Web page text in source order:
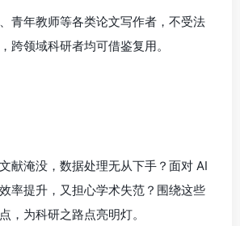
青年教师等各类论文写作者，不受法
跨领域科研者均可借鉴复用。
献淹没，数据处理无从下手？面对 AI
率提升，又担心学术失范？围绕这些
，为科研之路点亮明灯。